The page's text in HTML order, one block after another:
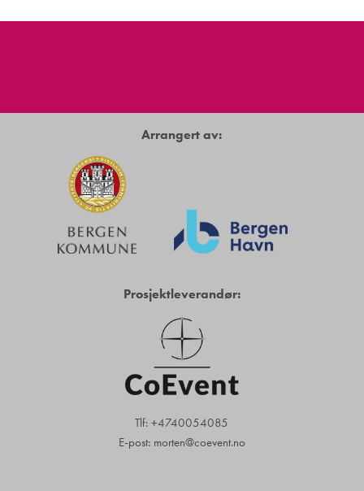
Arrangert av:
Prosjektleverandør:
Tlf: +4740054085
E-post: morten@coevent.no